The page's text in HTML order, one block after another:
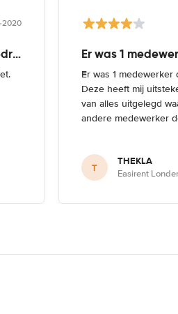
2020
Informatie over transfer naar verhuurbedrijf Er was 1
Er was 1
Deze heeft mij
van alles uitgelegd
andere medewerker
T THEKLA
Easirent